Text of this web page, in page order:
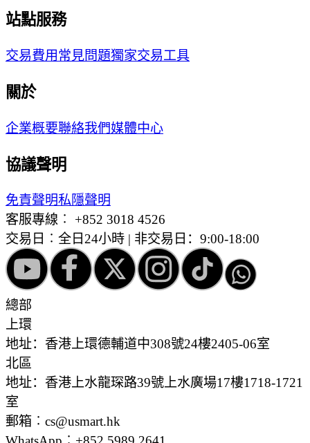
站點服務
交易費用常見問題獨家交易工具
關於
企業概要聯絡我們媒體中心
協議聲明
免責聲明私隱聲明
客服專線︰ +852 3018 4526
交易日︰全日24小時 | 非交易日：9:00-18:00
總部
上環
地址：香港上環德輔道中308號24樓2405-06室
北區
地址：香港上水龍琛路39號上水廣場17樓1718-1721
室
郵箱︰cs@usmart.hk